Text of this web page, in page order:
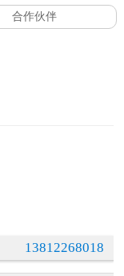
合作伙伴
13812268018